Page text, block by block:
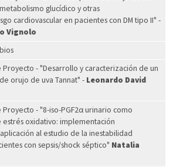
glucídico y otras
cardiovascular en pacientes con DM tipo II" -
Vignolo
- "Desarrollo y caracterización de un
orujo de uva Tannat" - Leonardo David
- "8-iso-PGF2α urinario como
oxidativo: implementación
al estudio de la inestabilidad
con sepsis/shock séptico" Natalia